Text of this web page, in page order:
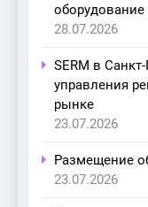
28.07.2026
SERM в
управления
рынке
23.07.2026
Размещение
23.07.2026